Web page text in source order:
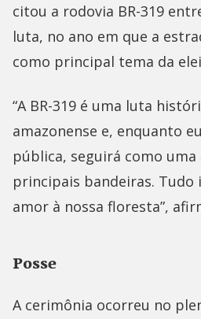
citou a rodovia BR-319
luta, no ano em que a
como principal tema da
“A BR-319 é uma luta
amazonense e, enquanto
pública, seguirá como uma
principais bandeiras. Tudo
amor à nossa floresta”,
Posse
A cerimônia ocorreu no